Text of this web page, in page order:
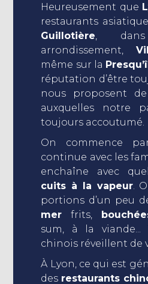
Heureusement que
restaurants
Guillotière,
arrondissement,
même sur la
réputation d’être
nous proposent
auxquelles notre
toujours accoutumé.
On commence
continue avec les
enchaîne avec
cuits à la vapeur.
portions d’un peu
mer frits,
sum, à la viande...
chinois réveillent de
À Lyon, ce qui est
des restaurants